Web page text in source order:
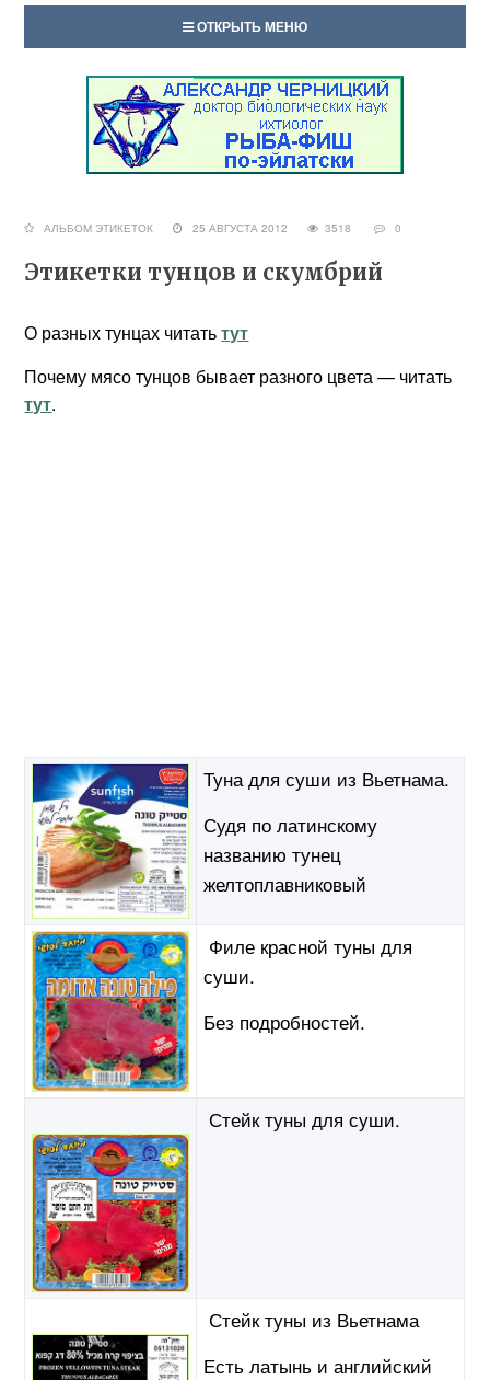
ОТКРЫТЬ МЕНЮ
АЛЬБОМ ЭТИКЕТОК 25 АВГУСТА 2012 3518 0
Этикетки тунцов и скумбрий
О разных тунцах читатьтут
Почему мясо тунцов бывает разного цвета — читать
тут.
Туна для суши из Вьетнама.
Судя по латинскому
названию тунец
желтоплавниковый
Филе красной туны для
суши.
Без подробностей.
Стейк туны для суши.
Стейк туны из Вьетнама
Есть латынь и английский